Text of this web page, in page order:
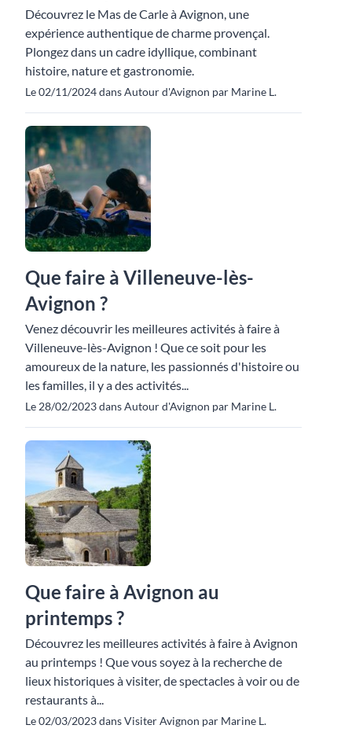
Découvrez le Mas de Carle à Avignon, une
expérience authentique de charme provençal.
Plongez dans un cadre idyllique, combinant
histoire, nature et gastronomie.
Le 02/11/2024 dans Autour d'Avignon par Marine L.
Que faire à Villeneuve-lès-
Avignon ?
Venez découvrir les meilleures activités à faire à
Villeneuve-lès-Avignon ! Que ce soit pour les
amoureux de la nature, les passionnés d'histoire ou
les familles, il y a des activités...
Le 28/02/2023 dans Autour d'Avignon par Marine L.
Que faire à Avignon au
printemps ?
Découvrez les meilleures activités à faire à Avignon
au printemps ! Que vous soyez à la recherche de
lieux historiques à visiter, de spectacles à voir ou de
restaurants à...
Le 02/03/2023 dans Visiter Avignon par Marine L.